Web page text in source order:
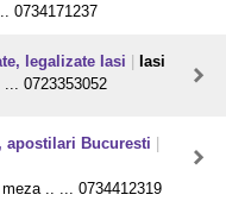
0734171237
legalizate Iasi
Iasi
0723353052
apostilari Bucuresti
.. ... 0734412319